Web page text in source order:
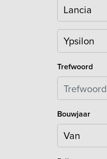
Trefwoord
Bouwjaar